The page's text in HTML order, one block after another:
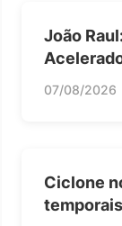
João
07/08/2026
Ciclone
temporais